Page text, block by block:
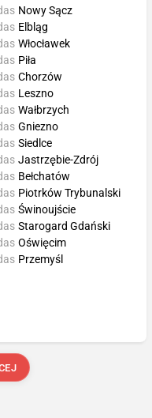
Nowy Sącz
Elbląg
Włocławek
Piła
Chorzów
Leszno
Wałbrzych
Gniezno
Siedlce
Jastrzębie-Zdrój
Bełchatów
Piotrków Trybunalski
Świnoujście
Starogard Gdański
Oświęcim
Przemyśl